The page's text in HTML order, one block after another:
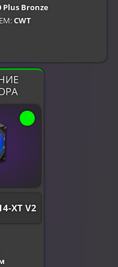
Plus Bronze
CWT
XT V2